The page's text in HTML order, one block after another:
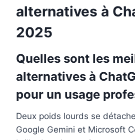
alternatives à
2025
Quelles sont les
alternatives à
pour un usage
Deux poids lourds se
Google Gemini et Microsoft